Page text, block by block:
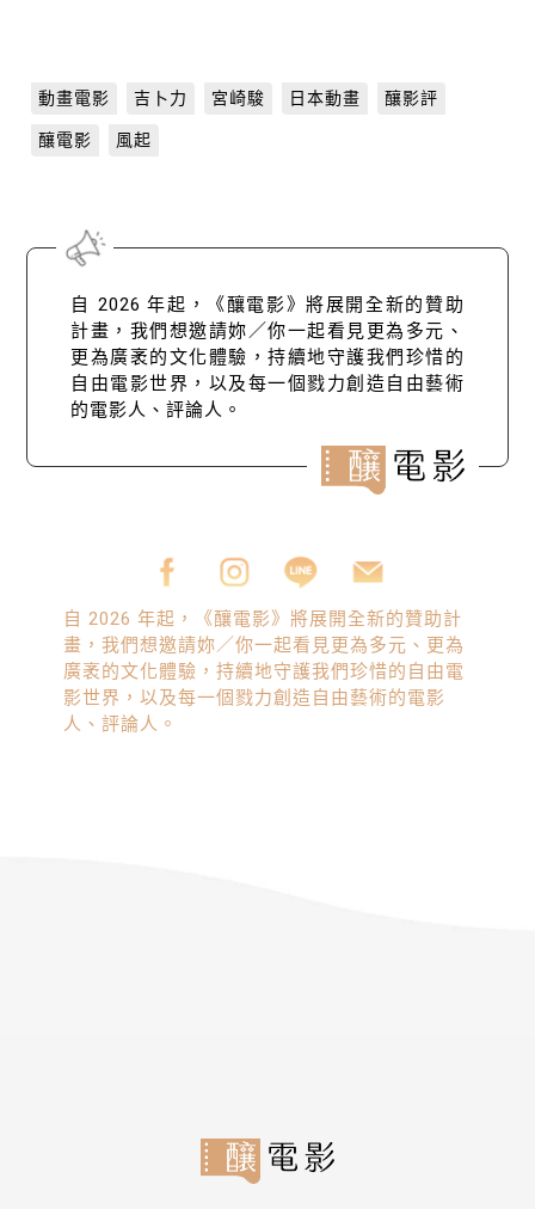
動畫電影 吉卜力 宮崎駿 日本動畫 釀影評
釀電影 風起
自 2026 年起，《釀電影》將展開全新的贊助
計畫，我們想邀請妳／你一起看見更為多元、
更為廣袤的文化體驗，持續地守護我們珍惜的
自由電影世界，以及每一個戮力創造自由藝術
的電影人、評論人。
自 2026 年起，《釀電影》將展開全新的贊助計
畫，我們想邀請妳／你一起看見更為多元、更為
廣袤的文化體驗，持續地守護我們珍惜的自由電
影世界，以及每一個戮力創造自由藝術的電影
人、評論人。